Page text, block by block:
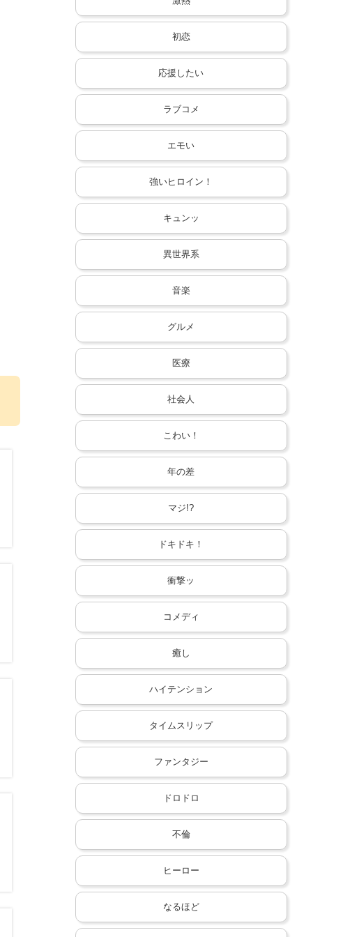
初恋
応援したい
ラブコメ
エモい
強いヒロイン！
キュンッ
異世界系
音楽
グルメ
医療
社会人
こわい！
年の差
マジ!?
ドキドキ！
衝撃ッ
コメディ
癒し
ハイテンション
タイムスリップ
ファンタジー
ドロドロ
不倫
ヒーロー
なるほど